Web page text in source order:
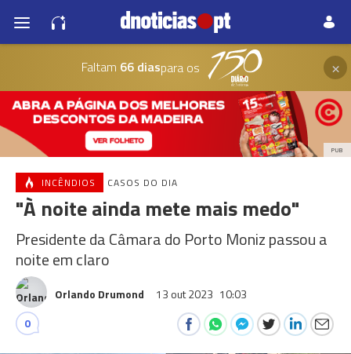
Faltam 66 diaspara os ×
PUB
INCÊNDIOS CASOS DO DIA
"À noite ainda mete mais medo"
Presidente da Câmara do Porto Moniz passou a
noite em claro
Orlando Drumond 13 out 2023 10:03
0